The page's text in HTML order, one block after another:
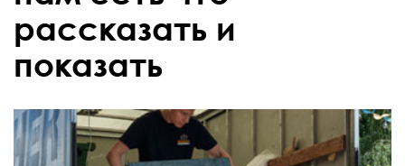
рассказать и
показать